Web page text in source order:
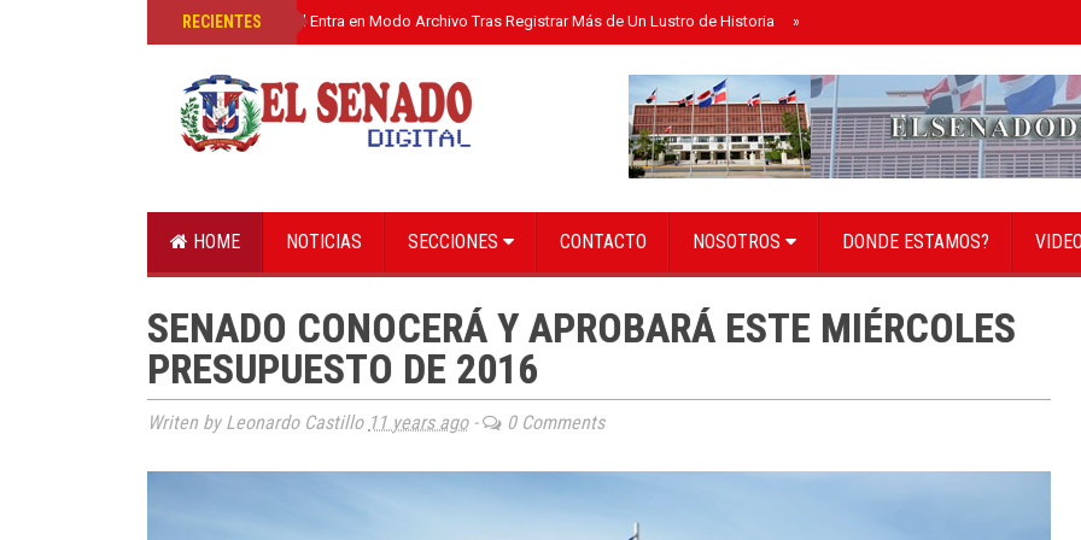
RECIENTES
»El Senado Digital Entra en Modo Archivo Tras Registrar Más de Un Lustro de Historia » Senado instala bufete directivo para el
HOME NOTICIAS SECCIONES CONTACTO NOSOTROS DONDE ESTAMOS?
SENADO CONOCERÁ Y APROBARÁ ESTE MIÉRCOLES
PRESUPUESTO DE 2016
Writen by Leonardo Castillo 11 years ago- 0 Comments